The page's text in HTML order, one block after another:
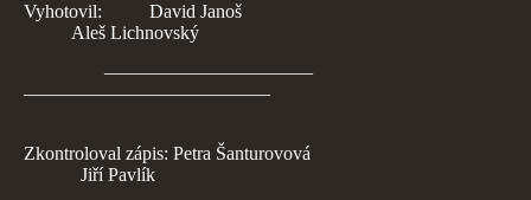
Vyhotovil: David Janoš
Aleš Lichnovský
Zkontroloval zápis: Petra Šanturovová
Jiří Pavlík